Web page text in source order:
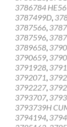
3786784
3787499D,
3787566,
3787596,
3789658,
3790659,
3791928,
3792071,
3792227,
3793707,
3793739H
3794194,